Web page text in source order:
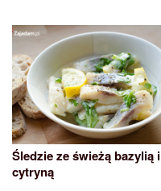
Śledzie ze świeżą bazylią i
cytryną